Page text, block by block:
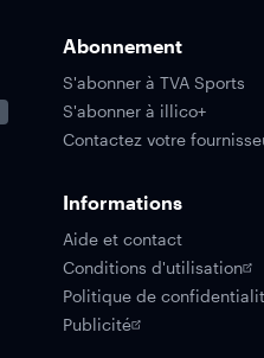
Abonnement
S'abonner à TVA Sports
S'abonner à illico+
Contactez votre
Informations
Aide et contact
Conditions d'utilisation
Politique de
Publicité